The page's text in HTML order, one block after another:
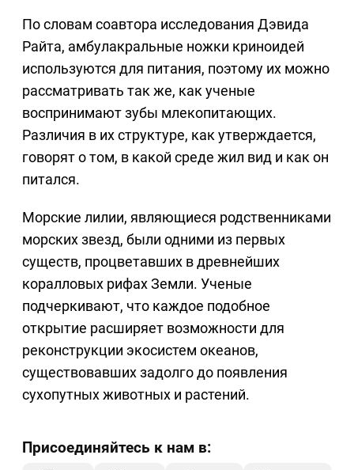
По словам соавтора исследования Дэвида
Райта, амбулакральные ножки криноидей
используются для питания, поэтому их можно
рассматривать так же, как ученые
воспринимают зубы млекопитающих.
Различия в их структуре, как утверждается,
говорят о том, в какой среде жил вид и как он
питался.
Морские лилии, являющиеся родственниками
морских звезд, были одними из первых
существ, процветавших в древнейших
коралловых рифах Земли. Ученые
подчеркивают, что каждое подобное
открытие расширяет возможности для
реконструкции экосистем океанов,
существовавших задолго до появления
сухопутных животных и растений.